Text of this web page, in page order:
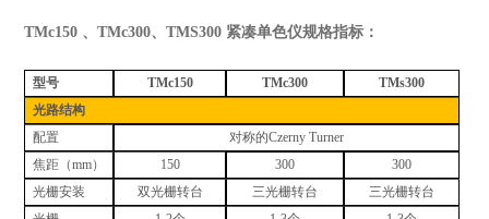
TMc150 、TMc300、TMS300 紧凑单色仪规格指标：
型号 TMc150 TMc300
TMs300
光路结构
配置
对称的Czerny Turner
焦距（mm） 150 300
300
光栅安装
双光栅转台 三光栅转台
三光栅转台